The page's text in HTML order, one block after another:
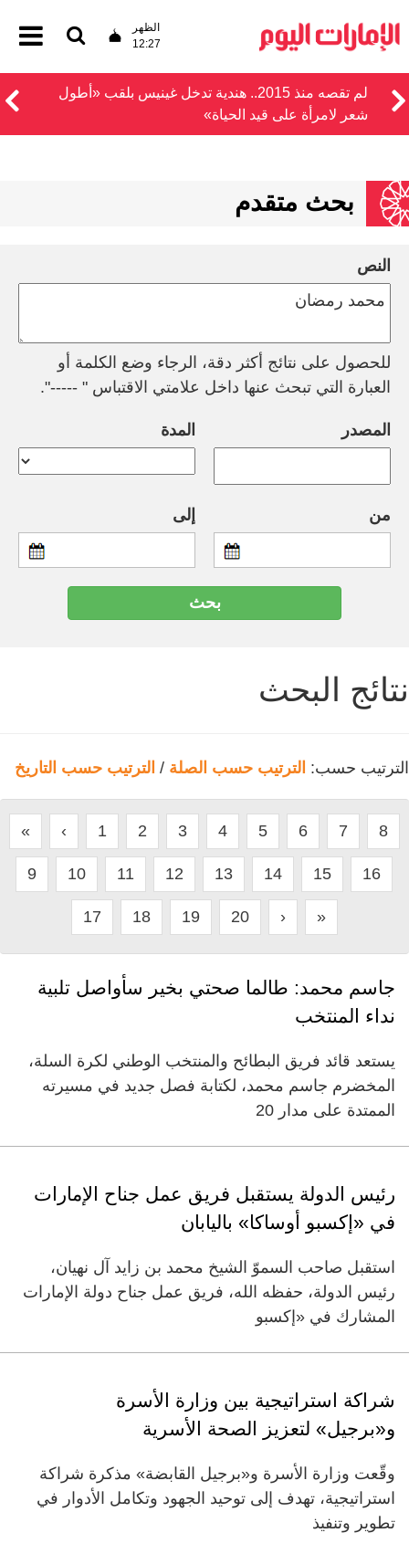
الظهر
12:27
لم تقصه منذ 2015.. هندية تدخل غينيس بلقب «أطول
شعر لامرأة على قيد الحياة»
بحث متقدم
النص
للحصول على نتائج أكثر دقة، الرجاء وضع الكلمة أو
العبارة التي تبحث عنها داخل علامتي الاقتباس " -----".
المصدر المدة
من إلى
نتائج البحث
الترتيب حسب: الترتيب حسب الصلة / الترتيب حسب التاريخ
« ‹ 1 2 3 4 5 6 7 8
9 10 11 12 13 14 15 16
17 18 19 20 › »
جاسم محمد: طالما صحتي بخير سأواصل تلبية
نداء المنتخب
يستعد قائد فريق البطائح والمنتخب الوطني لكرة السلة،
المخضرم جاسم محمد، لكتابة فصل جديد في مسيرته
الممتدة على مدار 20
رئيس الدولة يستقبل فريق عمل جناح الإمارات
في «إكسبو أوساكا» باليابان
استقبل صاحب السموّ الشيخ محمد بن زايد آل نهيان،
رئيس الدولة، حفظه الله، فريق عمل جناح دولة الإمارات
المشارك في «إكسبو
شراكة استراتيجية بين وزارة الأسرة
و«برجيل» لتعزيز الصحة الأسرية
وقّعت وزارة الأسرة و«برجيل القابضة» مذكرة شراكة
استراتيجية، تهدف إلى توحيد الجهود وتكامل الأدوار في
تطوير وتنفيذ